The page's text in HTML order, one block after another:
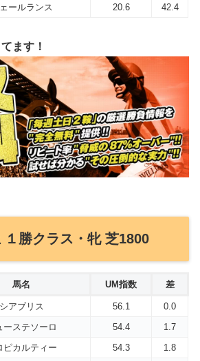
ールランス 20.6 42.4
ます！
１勝クラス・牝 芝1800
馬名 UM指数 差
シアブリス 56.1
0.0
ーステソーロ 54.4
1.7
ピカルティー 54.3
1.8